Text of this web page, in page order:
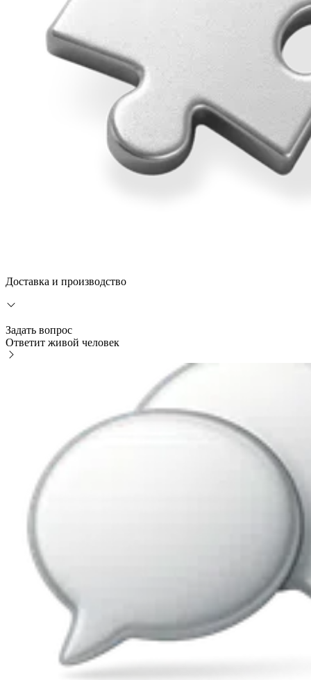
Доставка и производство
Задать вопрос
Ответит живой человек